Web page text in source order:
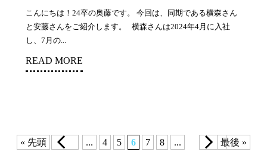
こんにちは！24卒の奥藤です。 今回は、同期である横森さん
と安藤さんをご紹介します。 横森さんは2024年4月に入社
し、7月の...
READ MORE
« 先頭 ... 4 5 6 7 8 ... 最後 »